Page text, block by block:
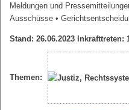
Meldungen und
Ausschüsse •
Stand: 26.06.2023 Inkrafttreten:
Themen: